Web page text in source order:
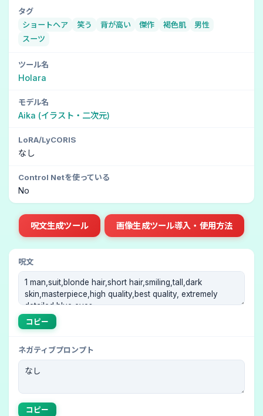
タグ
ショートヘア
笑う 背が高い 傑作 褐色肌
男性
スーツ
ツール名
Holara
モデル名
Aika (イラスト・二次元)
LoRA/LyCORIS
なし
Control Netを使っている
No
呪文生成ツール 画像生成ツール導入・使用方法
呪文
コピー
ネガティブプロンプト
コピー